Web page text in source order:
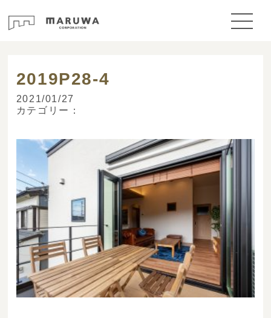
2019P28-4
2021/01/27
カテゴリー：